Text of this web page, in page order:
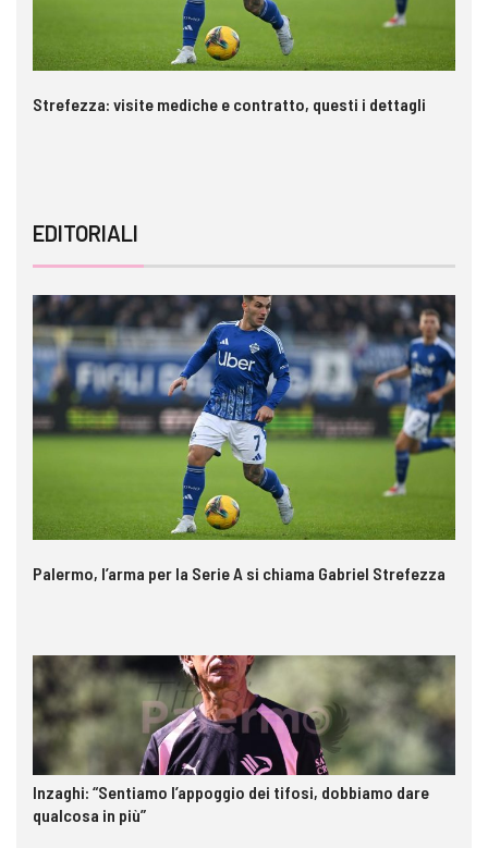
Strefezza: visite mediche e contratto, questi i dettagli
EDITORIALI
Palermo, l’arma per la Serie A si chiama Gabriel Strefezza
Inzaghi: “Sentiamo l’appoggio dei tifosi, dobbiamo dare
qualcosa in più”